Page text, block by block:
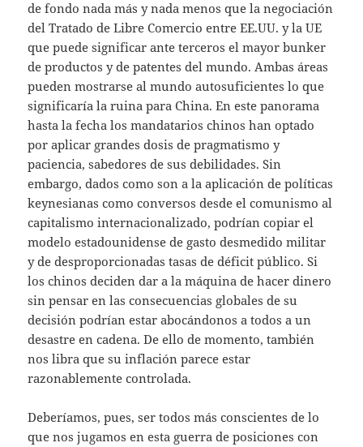
de fondo nada más y nada menos que la negociación
del Tratado de Libre Comercio entre EE.UU. y la UE
que puede significar ante terceros el mayor bunker
de productos y de patentes del mundo. Ambas áreas
pueden mostrarse al mundo autosuficientes lo que
significaría la ruina para China. En este panorama
hasta la fecha los mandatarios chinos han optado
por aplicar grandes dosis de pragmatismo y
paciencia, sabedores de sus debilidades. Sin
embargo, dados como son a la aplicación de políticas
keynesianas como conversos desde el comunismo al
capitalismo internacionalizado, podrían copiar el
modelo estadounidense de gasto desmedido militar
y de desproporcionadas tasas de déficit público. Si
los chinos deciden dar a la máquina de hacer dinero
sin pensar en las consecuencias globales de su
decisión podrían estar abocándonos a todos a un
desastre en cadena. De ello de momento, también
nos libra que su inflación parece estar
razonablemente controlada.
Deberíamos, pues, ser todos más conscientes de lo
que nos jugamos en esta guerra de posiciones con